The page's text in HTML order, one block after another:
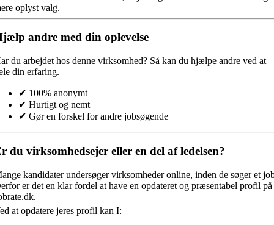
oplyst valg.
andre med din oplevelse
du arbejdet hos denne virksomhed? Så kan du hjælpe andre ved at
din erfaring.
✔ 100% anonymt
✔ Hurtigt og nemt
✔ Gør en forskel for andre jobsøgende
du virksomhedsejer eller en del af ledelsen?
kandidater undersøger virksomheder online, inden de søger et
er det en klar fordel at have en opdateret og præsentabel profil på
at opdatere jeres profil kan I: